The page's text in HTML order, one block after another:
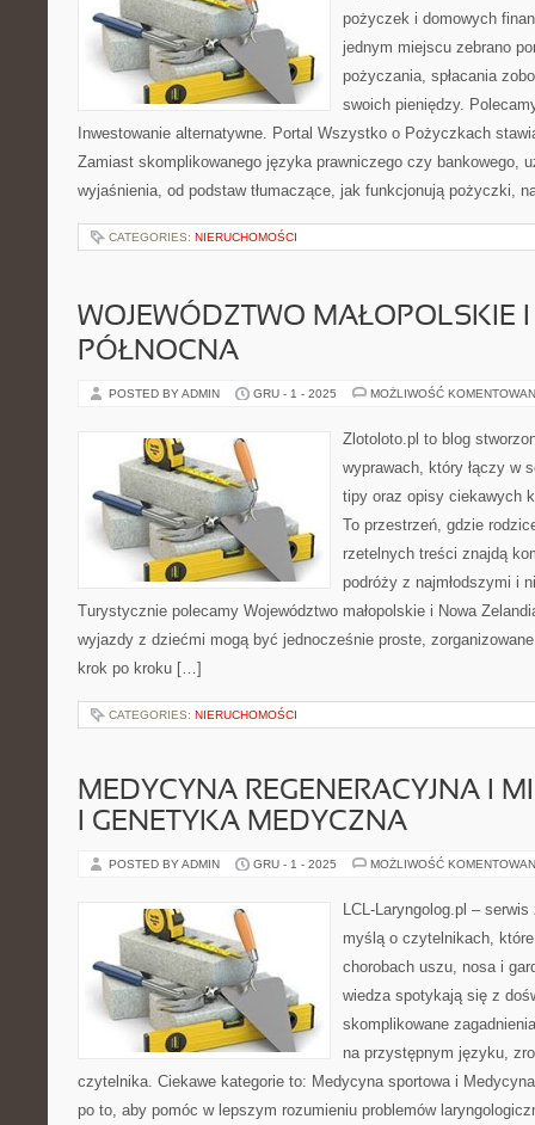
pożyczek i domowych
jednym miejscu zebrano
pożyczania, spłacania
swoich pieniędzy.
Inwestowanie alternatywne. Portal Wszystko o Pożyczkach
Zamiast skomplikowanego języka prawniczego czy bankowego,
wyjaśnienia, od podstaw tłumaczące, jak funkcjonują pożyczki,
CATEGORIES: NIERUCHOMOŚCI
WOJEWÓDZTWO MAŁOPOLSKIE
PÓŁNOCNA
POSTED BY ADMIN GRU - 1 - 2025 MOŻLIWOŚĆ
Zlotoloto.pl to blog
wyprawach, który łączy w
tipy oraz opisy ciekawych
To przestrzeń, gdzie
rzetelnych treści znajdą
podróży z najmłodszymi i
Turystycznie polecamy Województwo małopolskie i Nowa
wyjazdy z dziećmi mogą być jednocześnie proste,
krok po kroku […]
CATEGORIES: NIERUCHOMOŚCI
MEDYCYNA REGENERACYJNA I
I GENETYKA MEDYCZNA
POSTED BY ADMIN GRU - 1 - 2025 MOŻLIWOŚĆ
LCL-Laryngolog.pl –
myślą o czytelnikach,
chorobach uszu, nosa i
wiedza spotykają się z
skomplikowane
na przystępnym języku,
czytelnika. Ciekawe kategorie to: Medycyna sportowa i
po to, aby pomóc w lepszym rozumieniu problemów